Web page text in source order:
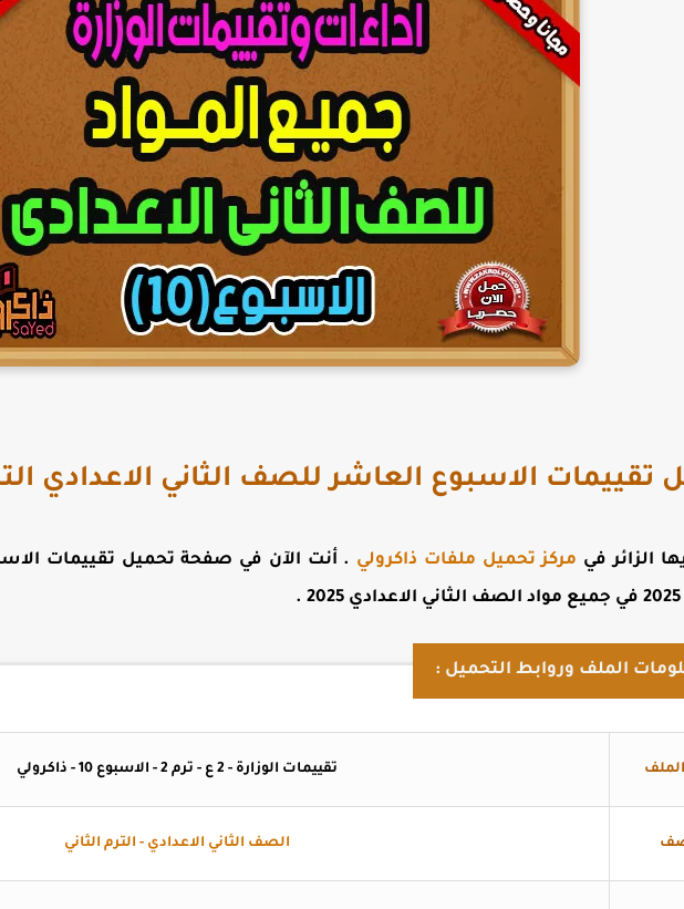
تقييمات الاسبوع العاشر للصف الثاني الاعدادي الترم
الزائر في مركز تحميل ملفات ذاكرولي . أنت الآن في صفحة تحميل تقييمات
لصف الثاني الاعدادي 2025 .
الملف وروابط التحميل :
تقييمات الوزارة - 2 ع - ترم 2 - الاسبوع 10 - ذاكرولي
الصف الثاني الاعدادي - الترم الثاني